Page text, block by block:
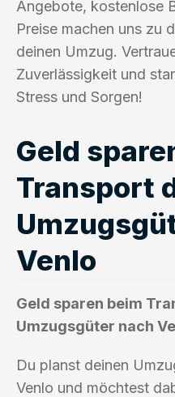
Angebote, kostenlose
Preise machen uns zu
deinen Umzug.
Zuverlässigkeit und
Stress und Sorgen!
Geld
Transport
Venlo
Geld sparen beim
Umzugsgüter nach
Du planst deinen
Venlo und möchtest